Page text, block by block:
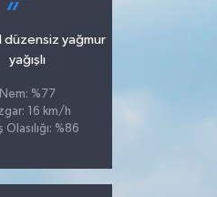
düzensiz yağmur
yağışlı
Nem: %77
16 km/h
Olasılığı: %86